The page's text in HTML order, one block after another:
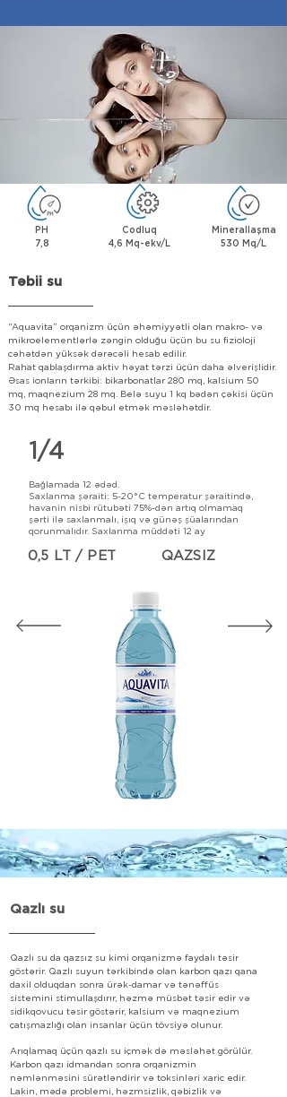
PH
7,8
Codluq
4,6 Mq-ekv/L
Minerallaşma
530 Mq/L
Təbii su
“Aquavita” orqanizm üçün əhəmiyyətli olan makro- və
mikroelementlərlə zəngin olduğu üçün bu su fizioloji
cəhətdən yüksək dərəcəli hesab edilir.
Rahat qablaşdırma aktiv həyat tərzi üçün daha əlverişlidir.
Əsas ionların tərkibi: bikarbonatlar 280 mq, kalsium 50
mq, maqnezium 28 mq. Belə suyu 1 kq bədən çəkisi üçün
30 mq hesabı ilə qəbul etmək məsləhətdir.
1/4
Bağlamada 12 ədəd.
Saxlanma şəraiti: 5-20°C temperatur şəraitində,
havanin nisbi rütubəti 75%-dən artıq olmamaq
şərti ilə saxlanmalı, işıq və günəş şüalarından
qorunmalıdır. Saxlanma müddəti 12 ay
0,5 LT / PET QAZSIZ
Qazlı su
Qazlı su da qazsız su kimi orqanizmə faydalı təsir
göstərir. Qazlı suyun tərkibində olan karbon qazı qana
daxil olduqdan sonra ürək-damar və tənəffüs
sistemini stimullaşdırır, həzmə müsbət təsir edir və
sidikqovucu təsir göstərir, kalsium və maqnezium
çatışmazlığı olan insanlar üçün tövsiyə olunur.
Arıqlamaq üçün qazlı su içmək də məsləhət görülür.
Karbon qazı idmandan sonra orqanizmin
nəmlənməsini sürətləndirir və toksinləri xaric edir.
Lakin, mədə problemi, həzmsizlik, qəbizlik və